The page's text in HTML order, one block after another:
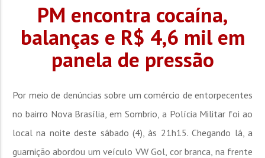
PM encontra cocaína,
balanças e R$ 4,6 mil em
panela de pressão
Por meio de denúncias sobre um comércio de entorpecentes
no bairro Nova Brasília, em Sombrio, a Polícia Militar foi ao
local na noite deste sábado (4), às 21h15. Chegando lá, a
guarnição abordou um veículo VW Gol, cor branca, na frente